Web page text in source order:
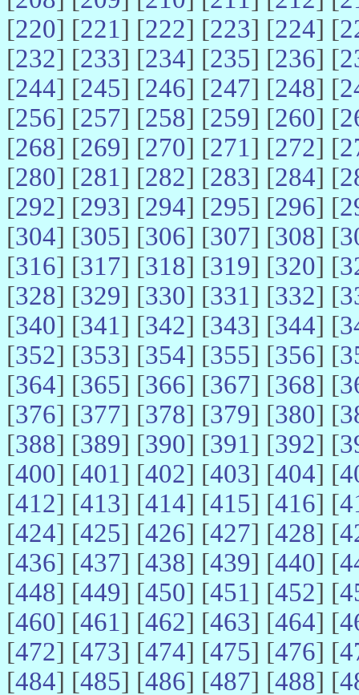
[220] [221] [222] [223] [224] [
[232] [233] [234] [235] [236] [
[244] [245] [246] [247] [248] [
[256] [257] [258] [259] [260] [
[268] [269] [270] [271] [272] [
[280] [281] [282] [283] [284] [
[292] [293] [294] [295] [296] [
[304] [305] [306] [307] [308] [
[316] [317] [318] [319] [320] [
[328] [329] [330] [331] [332] [
[340] [341] [342] [343] [344] [
[352] [353] [354] [355] [356] [
[364] [365] [366] [367] [368] [
[376] [377] [378] [379] [380] [
[388] [389] [390] [391] [392] [
[400] [401] [402] [403] [404] [
[412] [413] [414] [415] [416] [
[424] [425] [426] [427] [428] [
[436] [437] [438] [439] [440] [
[448] [449] [450] [451] [452] [
[460] [461] [462] [463] [464] [
[472] [473] [474] [475] [476] [
[484] [485] [486] [487] [488] [